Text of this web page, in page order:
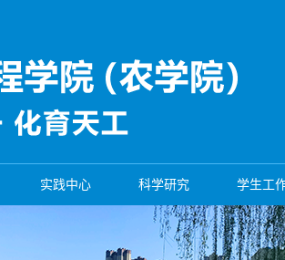
实践中心 科学研究 学生工